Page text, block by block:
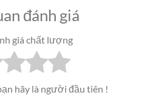
đánh giá
giá chất lượng
hãy là người đầu tiên !